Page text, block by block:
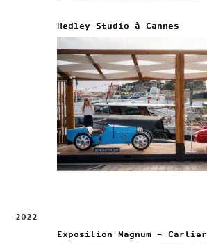
Hedley Studio à Cannes
2022
Exposition Magnum – Cartier